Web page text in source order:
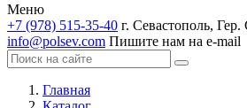
Меню
+7 (978) 515-35-40 г. Севастополь, Гер.
info@polsev.com Пишите нам на e-mail
Главная